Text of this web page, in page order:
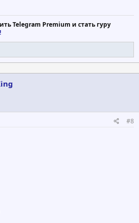
Telegram Premium и стать гуру
#8